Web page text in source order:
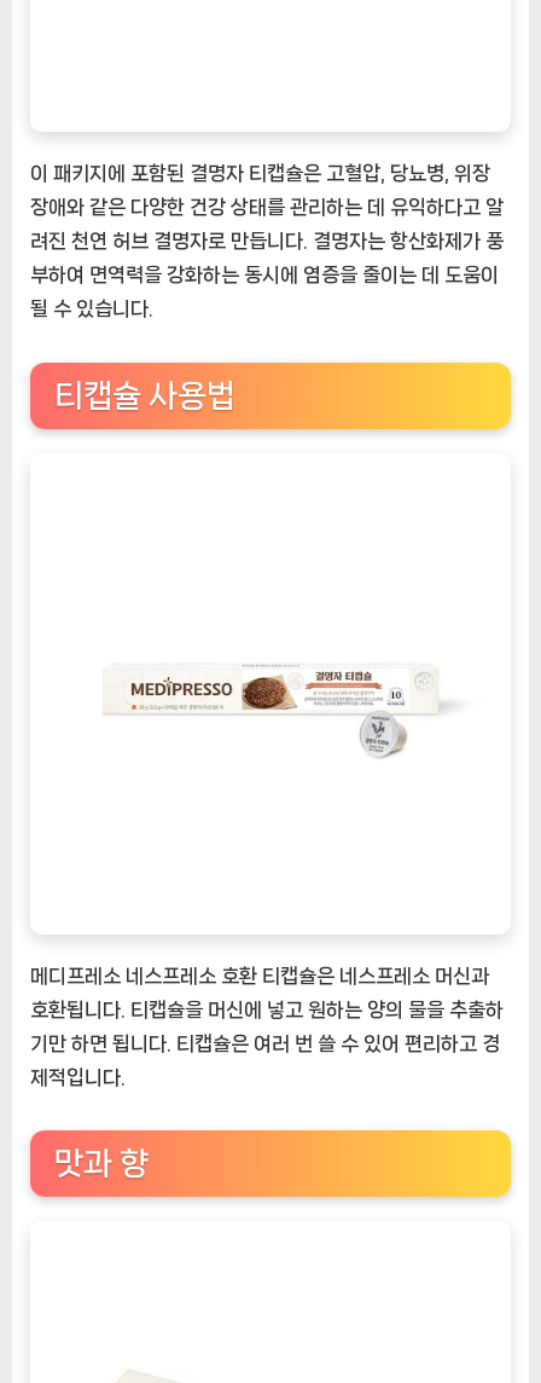
이 패키지에 포함된 결명자 티캡슐은 고혈압, 당뇨병, 위장
장애와 같은 다양한 건강 상태를 관리하는 데 유익하다고 알
려진 천연 허브 결명자로 만듭니다. 결명자는 항산화제가 풍
부하여 면역력을 강화하는 동시에 염증을 줄이는 데 도움이
될 수 있습니다.
티캡슐 사용법
메디프레소 네스프레소 호환 티캡슐은 네스프레소 머신과
호환됩니다. 티캡슐을 머신에 넣고 원하는 양의 물을 추출하
기만 하면 됩니다. 티캡슐은 여러 번 쓸 수 있어 편리하고 경
제적입니다.
맛과 향